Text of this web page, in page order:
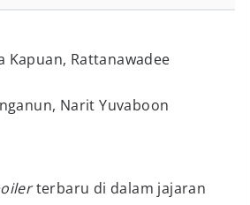
Kapuan, Rattanawadee
Narit Yuvaboon
terbaru di dalam jajaran